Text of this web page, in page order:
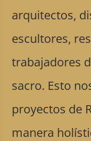
arquitectos,
escultores,
trabajadores
sacro. Esto
proyectos de
manera